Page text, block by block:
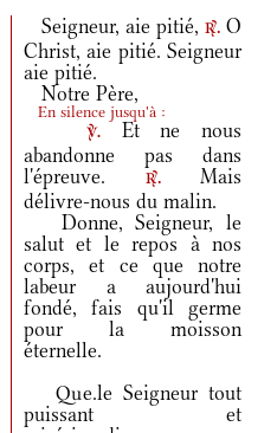
Seigneur, aie pitié, r. O
Christ, aie pitié. Seigneur
aie pitié.
Notre Père,
En silence jusqu'à :
v.
Et ne nous
abandonne pas dans
l'épreuve.
r.Mais
délivre-nous du malin.
Donne, Seigneur, le
salut et le repos à nos
corps, et ce que notre
labeur a aujourd'hui
fondé, fais qu'il germe
pour la moisson
éternelle.
Que.le Seigneur tout
puissant et